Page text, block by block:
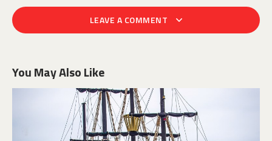
LEAVE A COMMENT
You May Also Like